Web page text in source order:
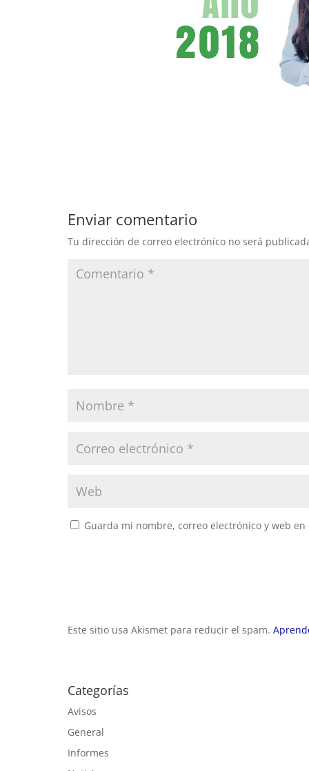
Enviar comentario
Tu dirección de correo electrónico no será
Guarda mi nombre, correo electrónico y web
Este sitio usa Akismet para reducir el spam.
Categorías
Avisos
General
Informes